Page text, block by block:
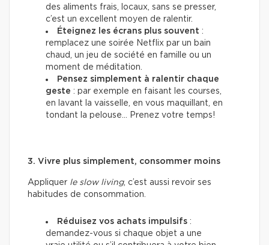
des aliments frais, locaux, sans se presser,
c’est un excellent moyen de ralentir.
Éteignez les écrans plus souvent :
remplacez une soirée Netflix par un bain
chaud, un jeu de société en famille ou un
moment de méditation.
Pensez simplement à ralentir chaque
geste : par exemple en faisant les courses,
en lavant la vaisselle, en vous maquillant, en
tondant la pelouse… Prenez votre temps!
3. Vivre plus simplement, consommer moins
Appliquer le slow living, c’est aussi revoir ses
habitudes de consommation.
Réduisez vos achats impulsifs :
demandez-vous si chaque objet a une